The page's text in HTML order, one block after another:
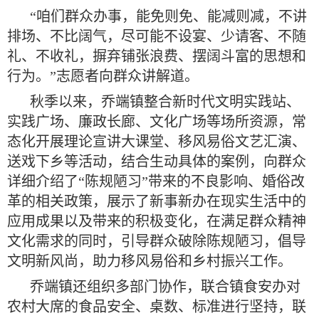
“咱们群众办事，能免则免、能减则减，不讲
排场、不比阔气，尽可能不设宴、少请客、不随
礼、不收礼，摒弃铺张浪费、摆阔斗富的思想和
行为。”志愿者向群众讲解道。
秋季以来，乔端镇整合新时代文明实践站、
实践广场、廉政长廊、文化广场等场所资源，常
态化开展理论宣讲大课堂、移风易俗文艺汇演、
送戏下乡等活动，结合生动具体的案例，向群众
详细介绍了“陈规陋习”带来的不良影响、婚俗改
革的相关政策，展示了新事新办在现实生活中的
应用成果以及带来的积极变化，在满足群众精神
文化需求的同时，引导群众破除陈规陋习，倡导
文明新风尚，助力移风易俗和乡村振兴工作。
乔端镇还组织多部门协作，联合镇食安办对
农村大席的食品安全、桌数、标准进行坚持，联